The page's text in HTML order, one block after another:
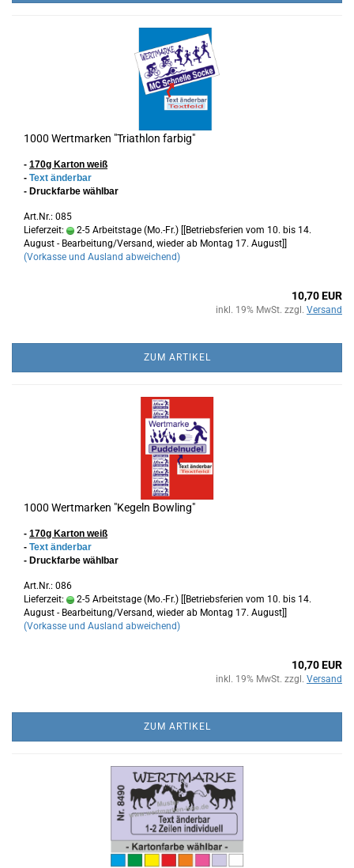
1000 Wertmarken "Triathlon farbig"
- 170g Karton weiß
- Text änderbar
- Druckfarbe wählbar
Art.Nr.: 085
Lieferzeit:
2-5 Arbeitstage (Mo.-Fr.) [[Betriebsferien vom 10. bis 14.
August - Bearbeitung/Versand, wieder ab Montag 17. August]]
(Vorkasse und Ausland abweichend)
10,70 EUR
inkl. 19% MwSt. zzgl. Versand
ZUM ARTIKEL
1000 Wertmarken "Kegeln Bowling"
- 170g Karton weiß
- Text änderbar
- Druckfarbe wählbar
Art.Nr.: 086
Lieferzeit:
2-5 Arbeitstage (Mo.-Fr.) [[Betriebsferien vom 10. bis 14.
August - Bearbeitung/Versand, wieder ab Montag 17. August]]
(Vorkasse und Ausland abweichend)
10,70 EUR
inkl. 19% MwSt. zzgl. Versand
ZUM ARTIKEL